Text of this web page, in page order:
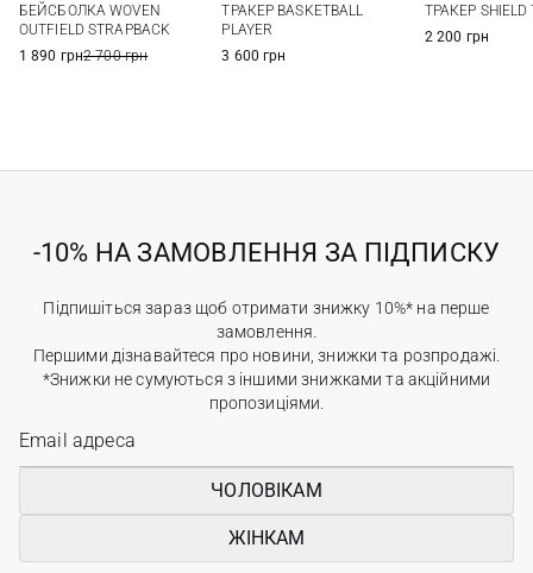
БЕЙСБОЛКА WOVEN
OUTFIELD STRAPBACK
1 890 грн2 700 грн
ТРАКЕР BASKETBALL
PLAYER
3 600 грн
ТРАКЕР SHIELD
2 200 грн
-10% НА ЗАМОВЛЕННЯ ЗА ПІДПИСКУ
Підпишіться зараз щоб отримати знижку 10%* на перше
замовлення.
Першими дізнавайтеся про новини, знижки та розпродажі.
*Знижки не сумуються з іншими знижками та акційними
пропозиціями.
ЧОЛОВІКАМ
ЖІНКАМ